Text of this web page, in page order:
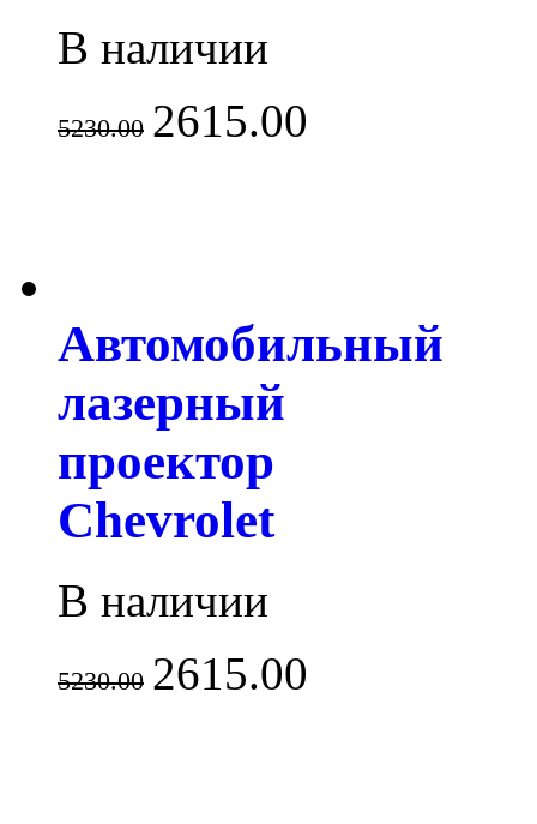
В наличии
5230.00 2615.00
Автомобильный
лазерный
проектор
Chevrolet
В наличии
5230.00 2615.00